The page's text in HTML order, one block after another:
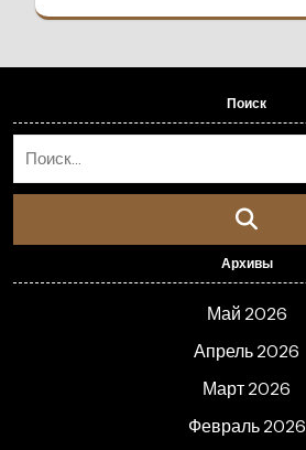
Поиск
Архивы
Май 2026
Апрель 2026
Март 2026
Февраль 2026